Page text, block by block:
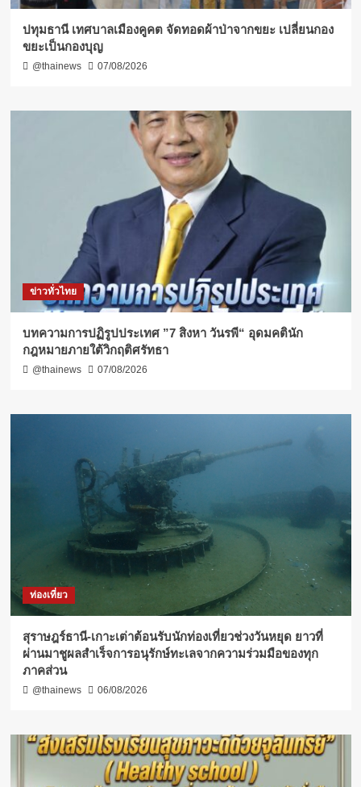
ปทุมธานี เทศบาลเมืองคูคต จัดทอดผ้าป่าจากขยะ เปลี่ยนกอง
ขยะเป็นกองบุญ
@thainews 07/08/2026
ข่าวทั่วไทย
บทความการปฏิรูปประเทศ ”7 สิงหา วันรพี“ อุดมคตินัก
กฎหมายภายใต้วิกฤติศรัทธา
@thainews 07/08/2026
ท่องเที่ยว
สุราษฎร์ธานี-เกาะเต่าต้อนรับนักท่องเที่ยวช่วงวันหยุด ยาวที่
ผ่านมาชูผลสำเร็จการอนุรักษ์ทะเลจากความร่วมมือของทุก
ภาคส่วน
@thainews 06/08/2026